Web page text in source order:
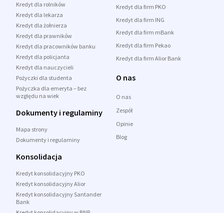
Kredyt dla rolników
Kredyt dla lekarza
Kredyt dla żołnierza
Kredyt dla prawników
Kredyt dla pracowników banku
Kredyt dla policjanta
Kredyt dla nauczycieli
Pożyczki dla studenta
Pożyczka dla emeryta – bez
względu na wiek
Dokumenty i regulaminy
Mapa strony
Dokumenty i regulaminy
Kredyt dla firm PKO
Kredyt dla firm ING
Kredyt dla firm mBank
Kredyt dla firm Pekao
Kredyt dla firm Alior Bank
O nas
O nas
Zespół
Opinie
Blog
Konsolidacja
Kredyt konsolidacyjny PKO
Kredyt konsolidacyjny Alior
Kredyt konsolidacyjny Santander
Bank